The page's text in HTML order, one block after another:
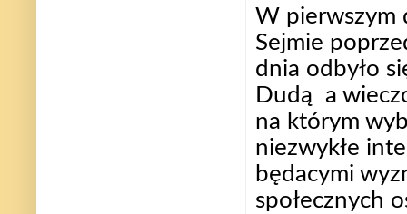
W pierwszym
Sejmie
dnia odbyło
Dudą a
na którym
niezwykłe
będacymi
społecznych